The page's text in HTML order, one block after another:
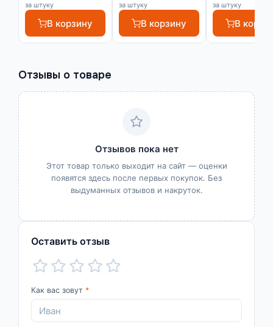
за штуку
В корзину
за штуку
В корзину
за штуку
В
Отзывы о товаре
Отзывов пока нет
Этот товар только выходит на сайт — оценки
появятся здесь после первых покупок. Без
выдуманных отзывов и накруток.
Оставить отзыв
Как вас зовут *